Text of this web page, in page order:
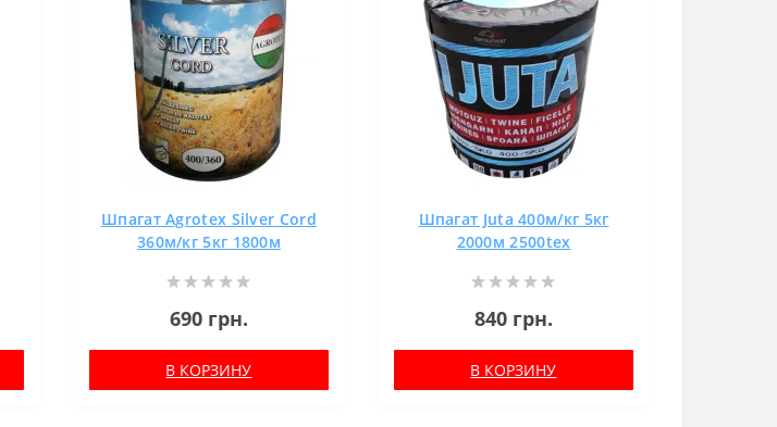
Шпагат Agrotex Silver Cord
360м/кг 5кг 1800м
690 грн.
В КОРЗИНУ
Шпагат Juta 400м/кг 5кг
2000м 2500tex
840 грн.
В КОРЗИНУ